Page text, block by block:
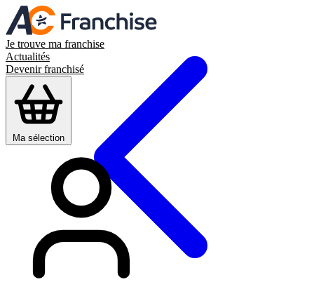
Je trouve ma franchise
Actualités
Devenir franchisé
Ma sélection